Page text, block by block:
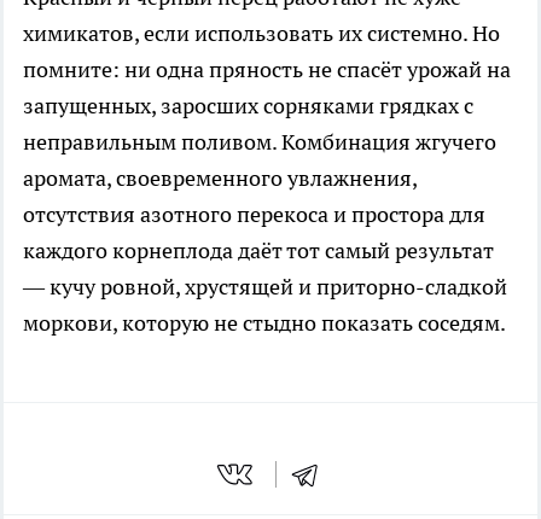
химикатов, если использовать их системно. Но
помните: ни одна пряность не спасёт урожай на
запущенных, заросших сорняками грядках с
неправильным поливом. Комбинация жгучего
аромата, своевременного увлажнения,
отсутствия азотного перекоса и простора для
каждого корнеплода даёт тот самый результат
— кучу ровной, хрустящей и приторно-сладкой
моркови, которую не стыдно показать соседям.